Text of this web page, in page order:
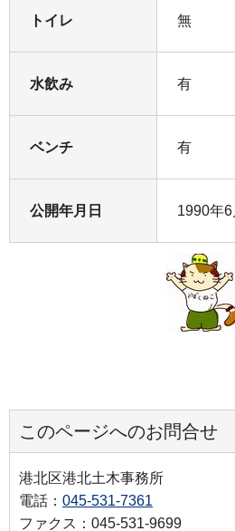
トイレ 無
水飲み 有
ベンチ 有
公開年月日 1990年6
このページへのお問合せ
港北区港北土木事務所
電話： 045-531-7361
ファクス：045-531-9699